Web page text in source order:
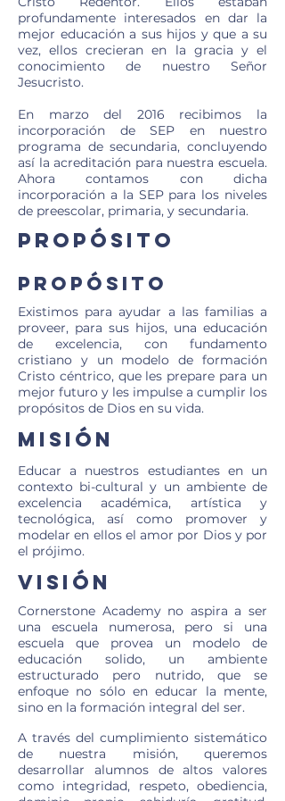
profundamente interesados en dar la
mejor educación a sus hijos y que a su
vez, ellos crecieran en la gracia y el
conocimiento de nuestro Señor
Jesucristo.
En marzo del 2016 recibimos la
incorporación de SEP en nuestro
programa de secundaria, concluyendo
así la acreditación para nuestra escuela.
Ahora contamos con dicha
incorporación a la SEP para los niveles
de preescolar, primaria, y secundaria.
Propósito
Propósito
Existimos para ayudar a las familias a
proveer, para sus hijos, una educación
de excelencia, con fundamento
cristiano y un modelo de formación
Cristo céntrico, que les prepare para un
mejor futuro y les impulse a cumplir los
propósitos de Dios en su vida.
Misión
Educar a nuestros estudiantes en un
contexto bi-cultural y un ambiente de
excelencia académica, artística y
tecnológica, así como promover y
modelar en ellos el amor por Dios y por
el prójimo.
Visión
Cornerstone Academy no aspira a ser
una escuela numerosa, pero si una
escuela que provea un modelo de
educación solido, un ambiente
estructurado pero nutrido, que se
enfoque no sólo en educar la mente,
sino en la formación integral del ser.
A través del cumplimiento sistemático
de nuestra misión, queremos
desarrollar alumnos de altos valores
como integridad, respeto, obediencia,